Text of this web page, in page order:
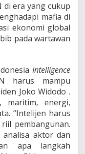
era yang cukup
mafia di
ekonomi global
pada wartawan
Intelligence
harus mampu
Joko Widodo .
maritim, energi,
“Intelijen harus
pembangunan.
analisa aktor dan
apa langkah